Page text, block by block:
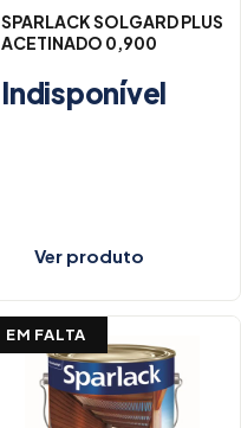
SPARLACK SOLGARD PLUS
ACETINADO 0,900
Indisponível
Ver produto
EM FALTA